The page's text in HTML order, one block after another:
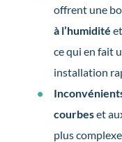
offrent une
à l’humidité
ce qui en fait
installation
courbeset
plus